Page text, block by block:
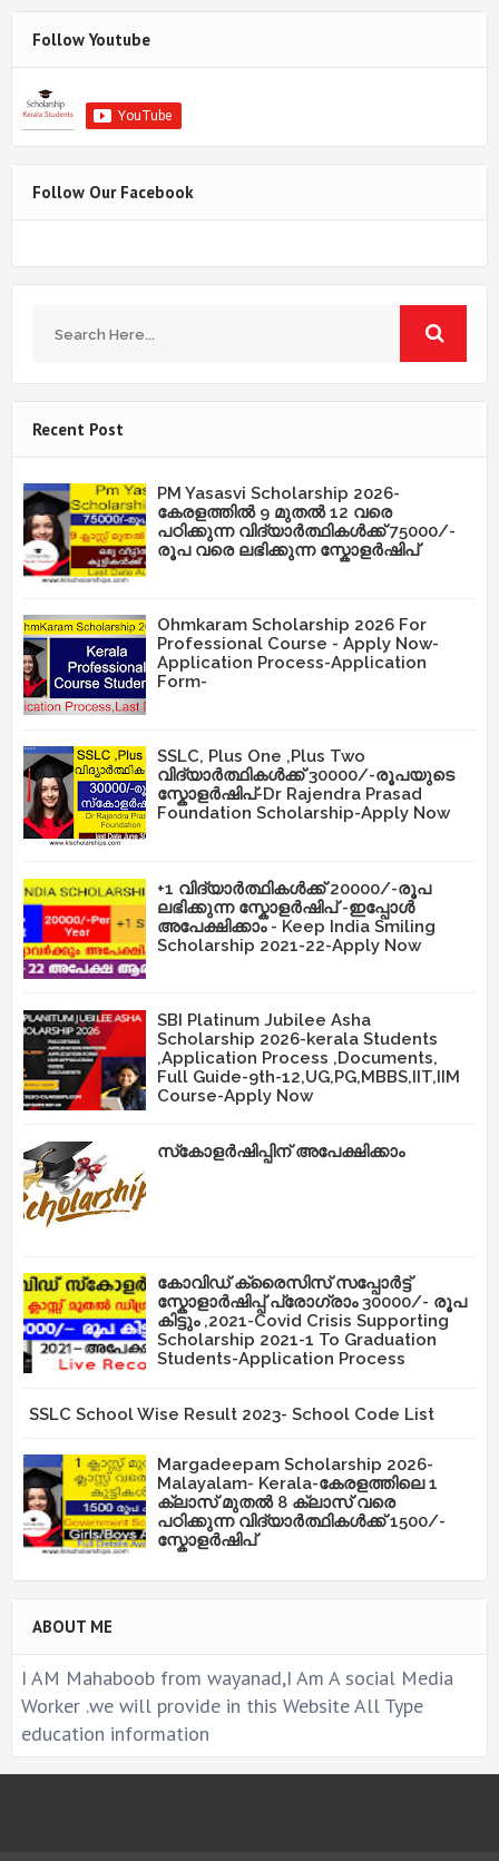
Follow Youtube
Follow Our Facebook
Recent Post
PM Yasasvi Scholarship 2026-
കേരളത്തിൽ 9 മുതൽ 12 വരെ
പഠിക്കുന്ന വിദ്യാർത്ഥികൾക്ക് 75000/-
രൂപ വരെ ലഭിക്കുന്ന സ്കോളർഷിപ്
Ohmkaram Scholarship 2026 For
Professional Course - Apply Now-
Application Process-Application
Form-
SSLC, Plus One ,Plus Two
വിദ്യാർത്ഥികൾക്ക് 30000/-രൂപയുടെ
സ്കോളർഷിപ്-Dr Rajendra Prasad
Foundation Scholarship-Apply Now
+1 വിദ്യാർത്ഥികൾക്ക് 20000/-രൂപ
ലഭിക്കുന്ന സ്കോളർഷിപ് -ഇപ്പോൾ
അപേക്ഷിക്കാം - Keep India Smiling
Scholarship 2021-22-Apply Now
SBI Platinum Jubilee Asha
Scholarship 2026-kerala Students
,Application Process ,Documents,
Full Guide-9th-12,UG,PG,MBBS,IIT,IIM
Course-Apply Now
സ്‌കോളർഷിപ്പിന് അപേക്ഷിക്കാം
കോവിഡ് ക്രൈസിസ് സപ്പോർട്ട്
സ്കോളാർഷിപ്പ് പ്രോഗ്രാം 30000/- രൂപ
കിട്ടും ,2021-Covid Crisis Supporting
Scholarship 2021-1 To Graduation
Students-Application Process
SSLC School Wise Result 2023- School Code List
Margadeepam Scholarship 2026-
Malayalam- Kerala-കേരളത്തിലെ 1
ക്ലാസ് മുതൽ 8 ക്ലാസ് വരെ
പഠിക്കുന്ന വിദ്യാർത്ഥികൾക്ക് 1500/-
സ്കോളർഷിപ്
ABOUT ME
I AM Mahaboob from wayanad,I Am A social Media
Worker .we will provide in this Website All Type
education information